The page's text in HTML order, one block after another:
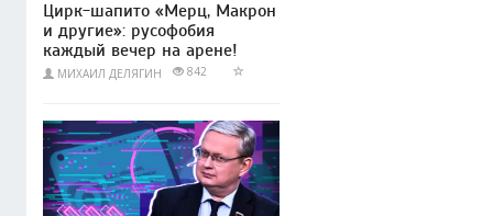
Цирк-шапито «Мерц, Макрон
и другие»: русофобия
каждый вечер на арене!
МИХАИЛ ДЕЛЯГИН 842